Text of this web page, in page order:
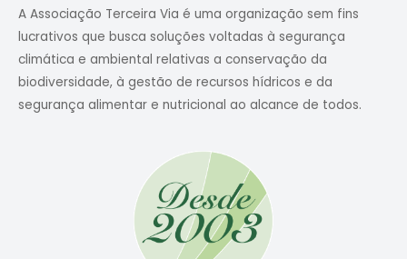
A Associação Terceira Via é uma organização sem fins
lucrativos que busca soluções voltadas à segurança
climática e ambiental relativas a conservação da
biodiversidade, à gestão de recursos hídricos e da
segurança alimentar e nutricional ao alcance de todos.